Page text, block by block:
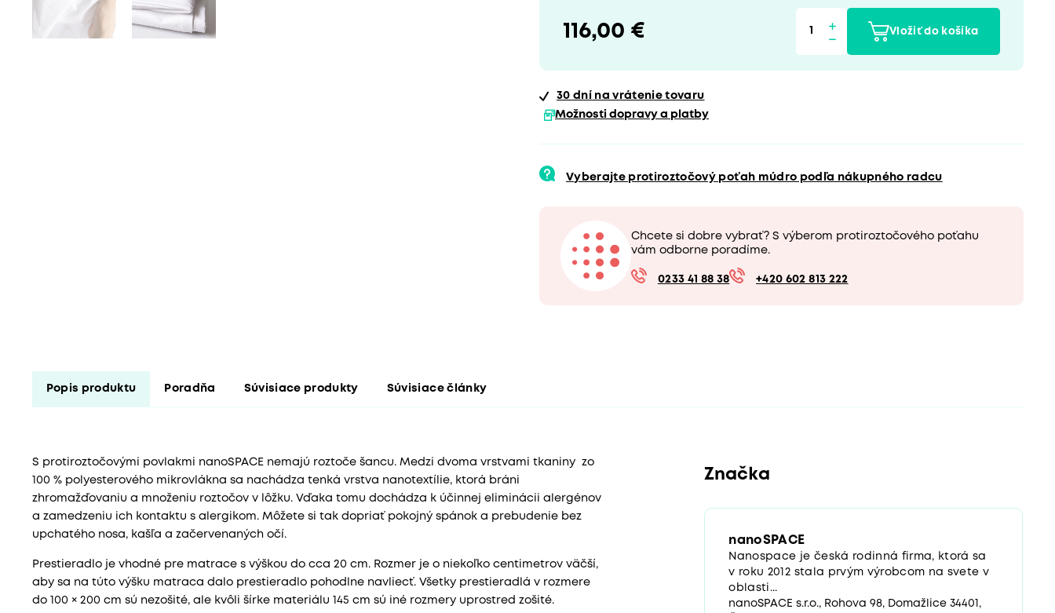
116,00 € Vložiť do košíka
30 dní na vrátenie tovaru
Možnosti dopravy a platby
Vyberajte protiroztočový poťah múdro podľa nákupného radcu
Chcete si dobre vybrať? S výberom protiroztočového poťahu
vám odborne poradíme.
0233 41 88 38 +420 602 813 222
Popis produktu Poradňa Súvisiace produkty Súvisiace články
S protiroztočovými povlakmi nanoSPACE nemajú roztoče šancu. Medzi dvoma vrstvami tkaniny zo
100 % polyesterového mikrovlákna sa nachádza tenká vrstva nanotextílie, ktorá bráni
zhromažďovaniu a množeniu roztočov v lôžku. Vďaka tomu dochádza k účinnej eliminácii alergénov
a zamedzeniu ich kontaktu s alergikom. Môžete si tak dopriať pokojný spánok a prebudenie bez
upchatého nosa, kašľa a začervenaných očí.
Prestieradlo je vhodné pre matrace s výškou do cca 20 cm. Rozmer je o niekoľko centimetrov väčší,
aby sa na túto výšku matraca dalo prestieradlo pohodlne navliecť. Všetky prestieradlá v rozmere
do 100 × 200 cm sú nezošité, ale kvôli šírke materiálu 145 cm sú iné rozmery uprostred zošité.
Značka
nanoSPACE
Nanospace je česká rodinná firma, ktorá sa
v roku 2012 stala prvým výrobcom na svete v
oblasti...
nanoSPACE s.r.o., Rohova 98, Domažlice 34401,